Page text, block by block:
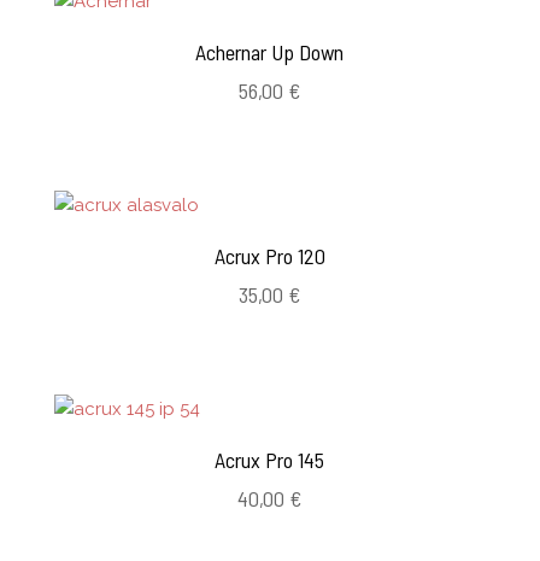
Achernar Up Down
56,00 €
Acrux Pro 120
35,00 €
Acrux Pro 145
40,00 €